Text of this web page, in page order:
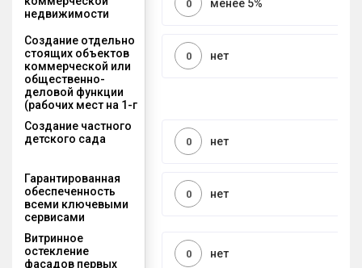
недвижимости
менее 5%
0
Создание отдельно
стоящих объектов
коммерческой или
общественно-
деловой функции
(рабочих мест на 1-г
нет
0
Создание частного
детского сада
нет
0
Гарантированная
обеспеченность
всеми ключевыми
сервисами
нет
0
Витринное
остекление
фасадов первых
нет
0